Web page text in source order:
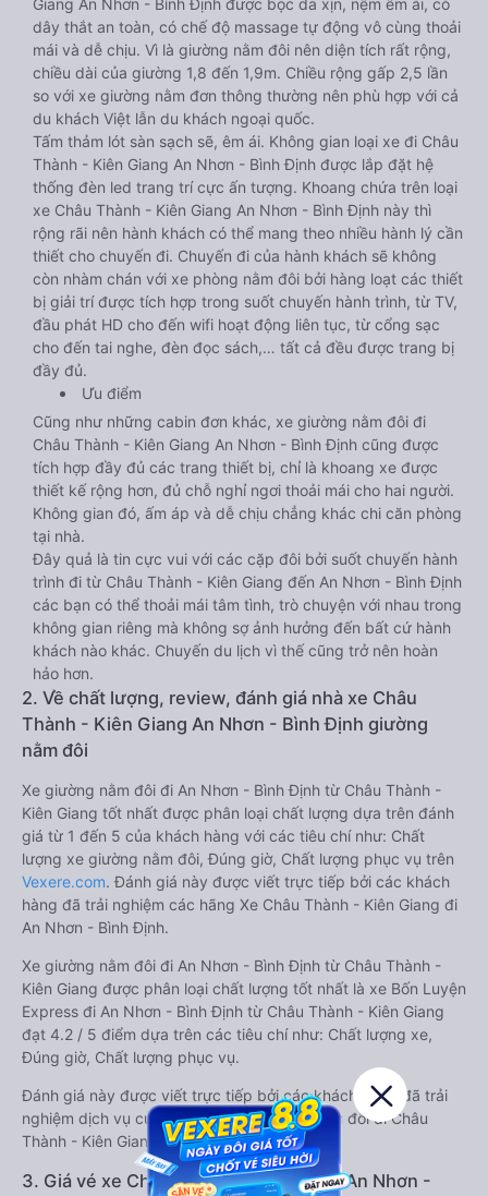
Giang An Nhơn - Bình Định được bọc da xịn, nệm êm ái, có
dây thắt an toàn, có chế độ massage tự động vô cùng thoải
mái và dễ chịu. Vì là giường nằm đôi nên diện tích rất rộng,
chiều dài của giường 1,8 đến 1,9m. Chiều rộng gấp 2,5 lần
so với xe giường nằm đơn thông thường nên phù hợp với cả
du khách Việt lẫn du khách ngoại quốc.
Tấm thảm lót sàn sạch sẽ, êm ái. Không gian loại xe đi Châu
Thành - Kiên Giang An Nhơn - Bình Định được lắp đặt hệ
thống đèn led trang trí cực ấn tượng. Khoang chứa trên loại
xe Châu Thành - Kiên Giang An Nhơn - Bình Định này thì
rộng rãi nên hành khách có thể mang theo nhiều hành lý cần
thiết cho chuyến đi. Chuyến đi của hành khách sẽ không
còn nhàm chán với xe phòng nằm đôi bởi hàng loạt các thiết
bị giải trí được tích hợp trong suốt chuyến hành trình, từ TV,
đầu phát HD cho đến wifi hoạt động liên tục, từ cổng sạc
cho đến tai nghe, đèn đọc sách,… tất cả đều được trang bị
đầy đủ.
Ưu điểm
Cũng như những cabin đơn khác, xe giường nằm đôi đi
Châu Thành - Kiên Giang An Nhơn - Bình Định cũng được
tích hợp đầy đủ các trang thiết bị, chỉ là khoang xe được
thiết kế rộng hơn, đủ chỗ nghỉ ngơi thoải mái cho hai người.
Không gian đó, ấm áp và dễ chịu chẳng khác chi căn phòng
tại nhà.
Đây quả là tin cực vui với các cặp đôi bởi suốt chuyến hành
trình đi từ Châu Thành - Kiên Giang đến An Nhơn - Bình Định
các bạn có thể thoải mái tâm tình, trò chuyện với nhau trong
không gian riêng mà không sợ ảnh hưởng đến bất cứ hành
khách nào khác. Chuyến du lịch vì thế cũng trở nên hoàn
hảo hơn.
2. Về chất lượng, review, đánh giá nhà xe Châu
Thành - Kiên Giang An Nhơn - Bình Định giường
nằm đôi
Xe giường nằm đôi đi An Nhơn - Bình Định từ Châu Thành -
Kiên Giang tốt nhất được phân loại chất lượng dựa trên đánh
giá từ 1 đến 5 của khách hàng với các tiêu chí như: Chất
lượng xe giường nằm đôi, Đúng giờ, Chất lượng phục vụ trên
Vexere.com. Đánh giá này được viết trực tiếp bởi các khách
hàng đã trải nghiệm các hãng Xe Châu Thành - Kiên Giang đi
An Nhơn - Bình Định.
Xe giường nằm đôi đi An Nhơn - Bình Định từ Châu Thành -
Kiên Giang được phân loại chất lượng tốt nhất là xe Bốn Luyện
Express đi An Nhơn - Bình Định từ Châu Thành - Kiên Giang
đạt 4.2 / 5 điểm dựa trên các tiêu chí như: Chất lượng xe,
Đúng giờ, Chất lượng phục vụ.
Đánh giá này được viết trực tiếp bởi các khách hàng đã trải
nghiệm dịch vụ của các hãng xe giường nằm đôi đi Châu
Thành - Kiên Giang An Nhơn - Bình Định .
3. Giá vé xe Châu Thành - Kiên Giang An Nhơn -